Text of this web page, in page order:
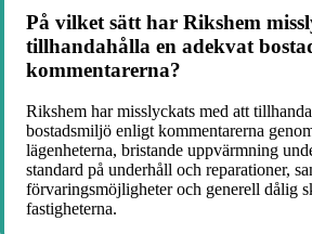
På vilket sätt har Rikshem
tillhandahålla en adekvat
kommentarerna?
Rikshem har misslyckats med att
bostadsmiljö enligt kommentarerna
lägenheterna, bristande uppvärmning
standard på underhåll och reparationer,
förvaringsmöjligheter och generell dålig
fastigheterna.